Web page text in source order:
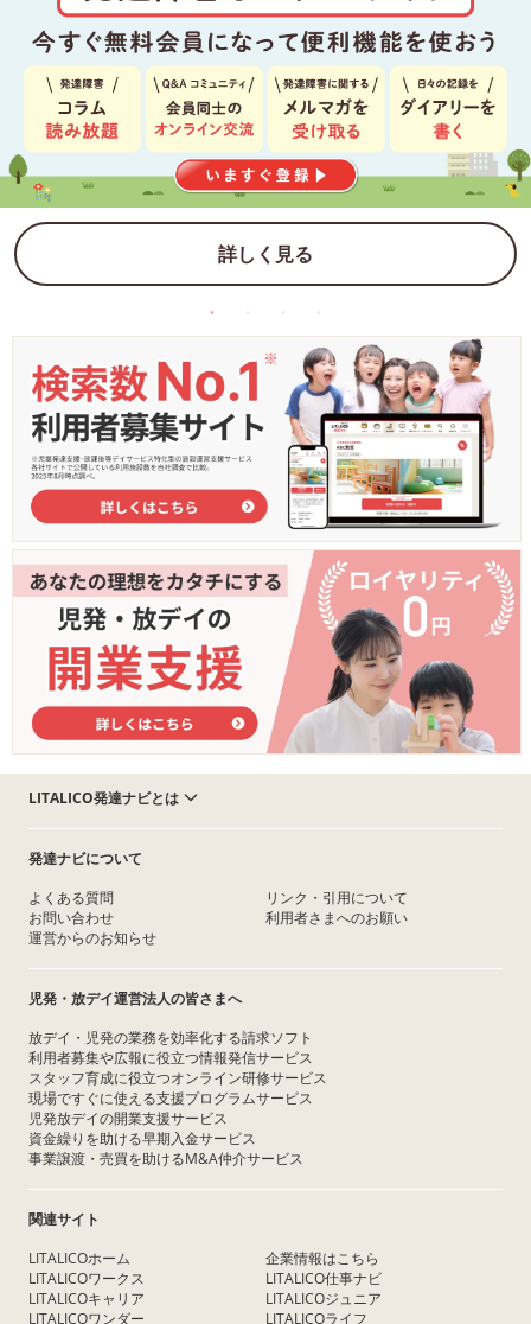
詳しく見る
LITALICO発達ナビとは
発達ナビについて
よくある質問
お問い合わせ
運営からのお知らせ
リンク・引用について
利用者さまへのお願い
児発・放デイ運営法人の皆さまへ
放デイ・児発の業務を効率化する請求ソフト
利用者募集や広報に役立つ情報発信サービス
スタッフ育成に役立つオンライン研修サービス
現場ですぐに使える支援プログラムサービス
児発放デイの開業支援サービス
資金繰りを助ける早期入金サービス
事業譲渡・売買を助けるM&A仲介サービス
関連サイト
LITALICOホーム
LITALICOワークス
LITALICOキャリア
LITALICOワンダー
企業情報はこちら
LITALICO仕事ナビ
LITALICOジュニア
LITALICOライフ